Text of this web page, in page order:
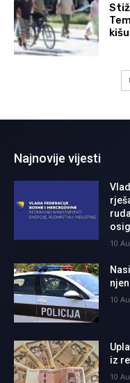
Najnovije vijesti
10
10
iz
10